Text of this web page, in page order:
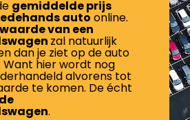
gemiddelde prijs
auto online.
waarde van een
zal natuurlijk
dan je ziet op de auto
Want hier wordt nog
alvorens tot
te komen. De écht
.